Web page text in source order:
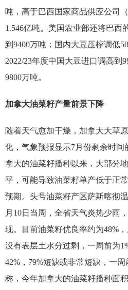
吨，高于巴西国家商品供应公司
1.546亿吨。美国农业部还将巴西
到9400万吨；国内大豆压榨调低
2022/23年度中国大豆进口调高到
9800万吨。
加拿大油菜籽产量前景下降
随着天气愈加干燥，加拿大大草
化，气象预报显示7月份剩余时
拿大的油菜籽播种以来，大部分
平，可能导致油菜籽单产低于正
预期。头号油菜籽产区萨斯喀彻
月10日当周，全省天气炎热少雨
现。目前油菜籽优良率约为48%
没有表层土水分过剩，一周前为
42%，79%短缺或非常短缺，一
称，今年加拿大的油菜籽播种面